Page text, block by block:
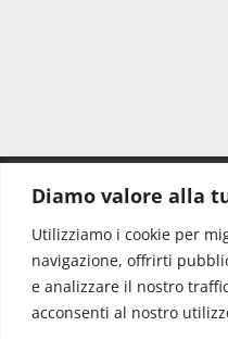
Diamo valore alla
Utilizziamo i cookie per
navigazione, offrirti
e analizzare il nostro
acconsenti al nostro
Redazione:
Direttore:
Info & Commerciale: